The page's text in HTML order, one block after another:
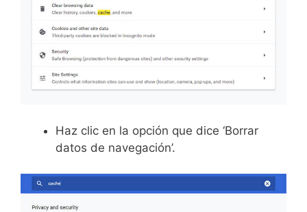
Haz clic en la opción que dice ‘Borrar
datos de navegación’.